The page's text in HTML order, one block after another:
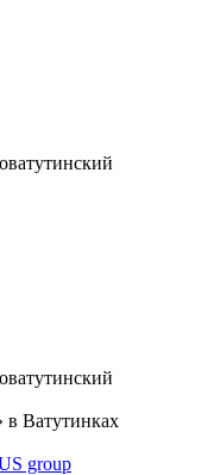
в Ватутинках
group